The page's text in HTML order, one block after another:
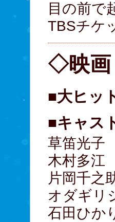
目の前で
TBSチケ
◇映画
■大ヒッ
■キャス
草笛光子
木村多
片岡千
オダギ
石田ひか